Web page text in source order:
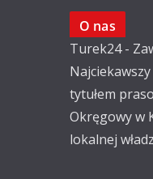
O nas
Turek24 -
tytułem
Okręgowy w
lokalnej